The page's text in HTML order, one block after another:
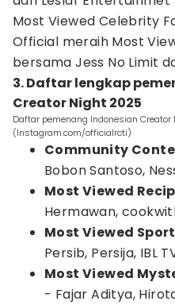
Most Viewed Celebrity
Official meraih Most
bersama Jess No Limit
3. Daftar lengkap
Creator Night 2025
Daftar pemenang Indonesian Creator
(Instagram.com/officialrcti)
Community
Bobon Santoso,
Most Viewed
Hermawan,
Most Viewed
Persib, Persija, IBL
Most Viewed
- Fajar Aditya,